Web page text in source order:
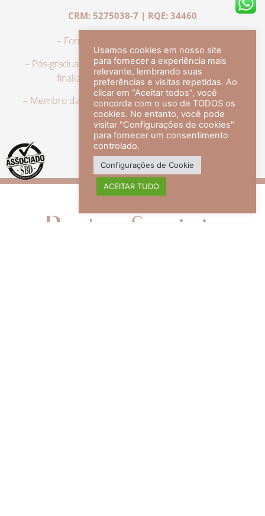
CRM: 5275038-7 | RQE: 34460
– Formação em Medicina pela UFRJ.
– Pós-graduação em Dermatologia pela UFRJ, tendo
finalizado a especialização em 2007.
– Membro da Sociedade Brasileira de Dermatologia,
com título de especialista.
veja mais +
Redes Sociais
Usamos cookies em nosso site
para fornecer a experiência mais
relevante, lembrando suas
preferências e visitas repetidas. Ao
clicar em “Aceitar todos”, você
concorda com o uso de TODOS os
cookies. No entanto, você pode
visitar "Configurações de cookies"
para fornecer um consentimento
controlado.
Configurações de Cookie
ACEITAR TUDO